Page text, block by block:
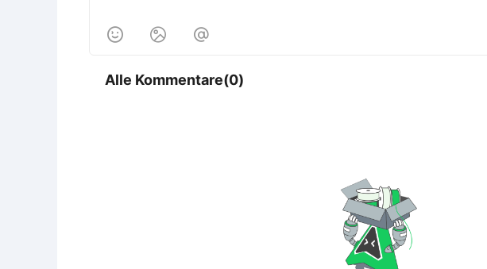
  
Alle Kommentare(0)